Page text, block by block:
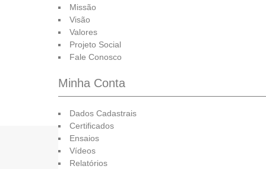
Missão
Visão
Valores
Projeto Social
Fale Conosco
Minha Conta
Dados Cadastrais
Certificados
Ensaios
Vídeos
Relatórios